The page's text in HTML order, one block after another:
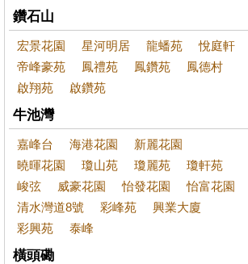
鑽石山
宏景花園 星河明居 龍蟠苑
悅庭軒
帝峰豪苑
鳳禮苑 鳳鑽苑
鳳德村
啟翔苑
啟鑽苑
牛池灣
嘉峰台 海港花園
新麗花園
曉暉花園
瓊山苑 瓊麗苑
瓊軒苑
峻弦
威豪花園 怡發花園
怡富花園
清水灣道8號
彩峰苑
興業大廈
彩興苑
泰峰
橫頭磡